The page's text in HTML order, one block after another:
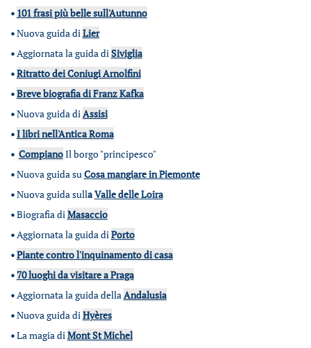
• 101 frasi più belle sull'Autunno
•Nuova guida diLier
•Aggiornata la guida diSiviglia
•Ritratto dei Coniugi Arnolfini
•Breve biografia di Franz Kafka
•Nuova guida diAssisi
•I libri nell'Antica Roma
• CompianoIl borgo "principesco"
•Nuova guida suCosa mangiare in Piemonte
•Nuova guida sullaValle delle Loira
•Biografia diMasaccio
•Aggiornata la guida diPorto
•Piante contro l'inquinamento di casa
• 70 luoghi da visitare a Praga
•Aggiornata la guida dellaAndalusia
•Nuova guida diHyères
•La magia diMont St Michel